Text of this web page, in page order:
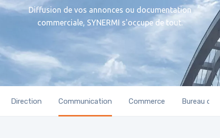
Diffusion de vos annonces ou documentation
commerciale, SYNERMI s'occupe de tout.
Direction Communication Commerce Bureau